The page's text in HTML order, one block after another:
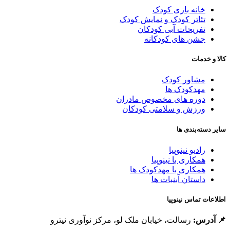
خانه بازی کودک
تئاتر کودک و نمایش کودک
تفریحات آبی کودکان
جشن های کودکانه
و خدمات
مشاور کودک
مهدکودک ها
دوره های مخصوص مادران
ورزش و سلامتی کودکان
دسته‌بندی ها
رادیو نینوپیا
همکاری با نینوپیا
همکاری با مهدکودک ها
داستان آبنبات ها
تماس نینوپیا
آدرس: رسالت، خیابان ملک لو، مرکز نوآوری نیترو